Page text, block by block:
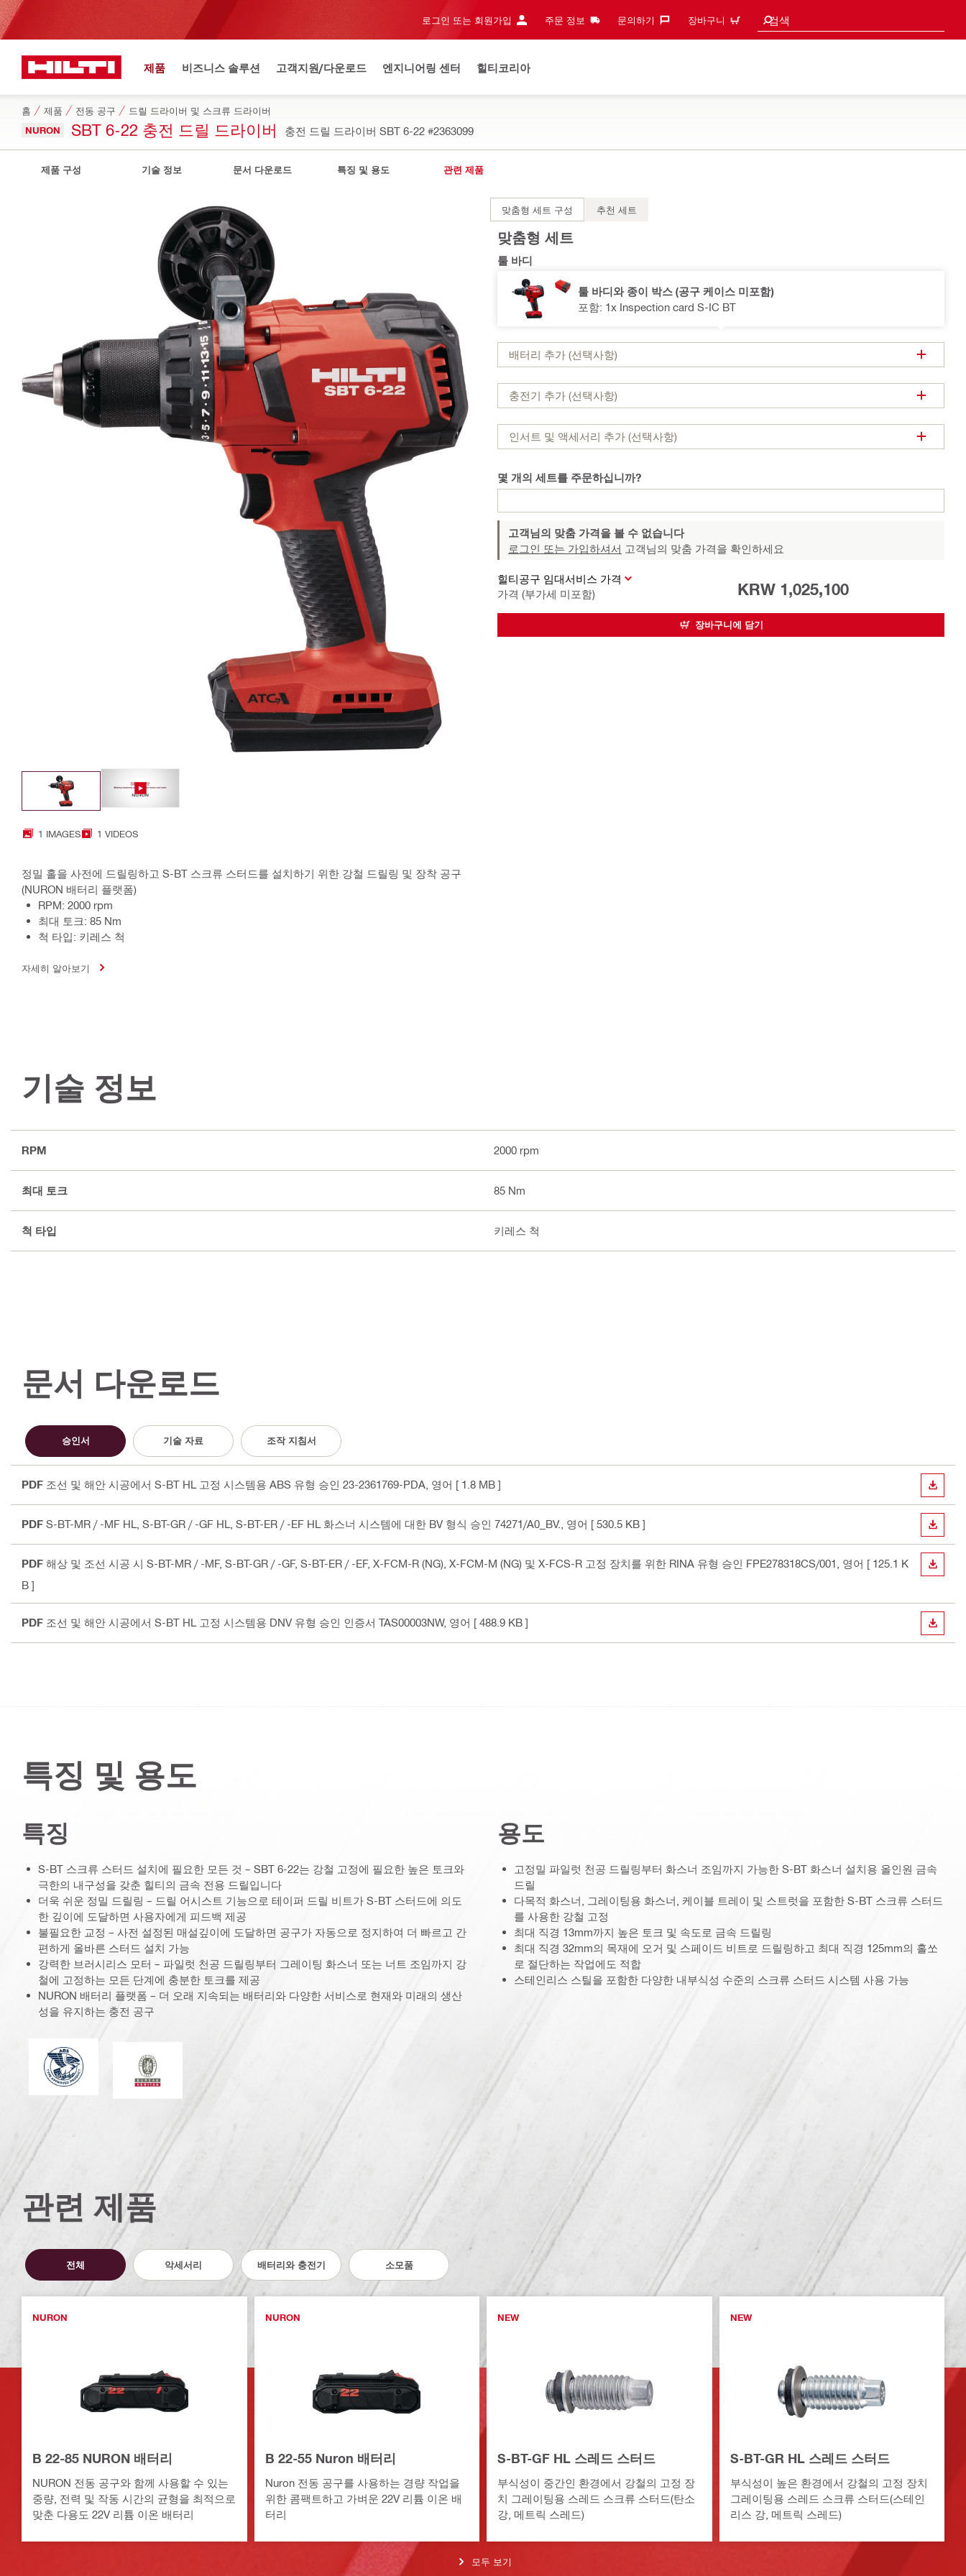
로그인 또는 회원가입 주문 정보 문의하기‎ 장바구니 검색
검색 추천
제품 비즈니스 솔루션 고객지원/다운로드 엔지니어링 센터 힐티코리아
홈 제품 전동 공구 드릴 드라이버 및 스크류 드라이버
NURON SBT 6-22 충전 드릴 드라이버 충전 드릴 드라이버 SBT 6-22 #2363099
제품 구성 기술 정보 문서 다운로드 특징 및 용도 관련 제품
1 IMAGES 1 VIDEOS
정밀 홀을 사전에 드릴링하고 S-BT 스크류 스터드를 설치하기 위한 강철 드릴링 및 장착 공구
(NURON 배터리 플랫폼)
RPM: 2000 rpm
최대 토크: 85 Nm
척 타입: 키레스 척
자세히 알아보기
맞춤형 세트 구성 추천 세트
맞춤형 세트
툴 바디
툴 바디와 종이 박스 (공구 케이스 미포함)
포함: 1x Inspection card S-IC BT
배터리 추가 (선택사항)
충전기 추가 (선택사항)
인서트 및 액세서리 추가 (선택사항)
몇 개의 세트를 주문하십니까?
고객님의 맞춤 가격을 볼 수 없습니다
로그인 또는 가입하셔서 고객님의 맞춤 가격을 확인하세요
힐티공구 임대서비스 가격
가격 (부가세 미포함)
KRW 1,025,100
장바구니에 담기
기술 정보
RPM 2000 rpm
최대 토크 85 Nm
척 타입 키레스 척
문서 다운로드
승인서 기술 자료 조작 지침서
PDF 조선 및 해안 시공에서 S-BT HL 고정 시스템용 ABS 유형 승인 23-2361769-PDA , 영어 [ 1.8 MB ] 다운로
PDF S-BT-MR / -MF HL, S-BT-GR / -GF HL, S-BT-ER / -EF HL 화스너 시스템에 대한 BV 형식 승인 74271/A0_BV. , 영어 [ 530.5 KB ] 다운로
PDF 해상 및 조선 시공 시 S-BT-MR / -MF, S-BT-GR / -GF, S-BT-ER / -EF, X-FCM-R (NG), X-FCM-M (NG) 및 X-FCS-R 고정 장치를 위한 RINA 유형 승인 FPE278318CS/001 , 영어 [ 125.1 K
B ]
다운로
PDF 조선 및 해안 시공에서 S-BT HL 고정 시스템용 DNV 유형 승인 인증서 TAS00003NW, 영어 [ 488.9 KB ] 다운로
특징 및 용도
특징
S-BT 스크류 스터드 설치에 필요한 모든 것 – SBT 6-22는 강철 고정에 필요한 높은 토크와
극한의 내구성을 갖춘 힐티의 금속 전용 드릴입니다
더욱 쉬운 정밀 드릴링 – 드릴 어시스트 기능으로 테이퍼 드릴 비트가 S-BT 스터드에 의도
한 깊이에 도달하면 사용자에게 피드백 제공
불필요한 교정 – 사전 설정된 매설깊이에 도달하면 공구가 자동으로 정지하여 더 빠르고 간
편하게 올바른 스터드 설치 가능
강력한 브러시리스 모터 – 파일럿 천공 드릴링부터 그레이팅 화스너 또는 너트 조임까지 강
철에 고정하는 모든 단계에 충분한 토크를 제공
NURON 배터리 플랫폼 – 더 오래 지속되는 배터리와 다양한 서비스로 현재와 미래의 생산
성을 유지하는 충전 공구
미국선급협회 뷰로베리타스
용도
고정밀 파일럿 천공 드릴링부터 화스너 조임까지 가능한 S-BT 화스너 설치용 올인원 금속
드릴
다목적 화스너, 그레이팅용 화스너, 케이블 트레이 및 스트럿을 포함한 S-BT 스크류 스터드
를 사용한 강철 고정
최대 직경 13mm까지 높은 토크 및 속도로 금속 드릴링
최대 직경 32mm의 목재에 오거 및 스페이드 비트로 드릴링하고 최대 직경 125mm의 홀쏘
로 절단하는 작업에도 적합
스테인리스 스틸을 포함한 다양한 내부식성 수준의 스크류 스터드 시스템 사용 가능
관련 제품
전체 악세서리 배터리와 충전기 소모품
NURON
B 22-85 NURON 배터리
NURON 전동 공구와 함께 사용할 수 있는
중량, 전력 및 작동 시간의 균형을 최적으로
맞춘 다용도 22V 리튬 이온 배터리
NURON
B 22-55 Nuron 배터리
Nuron 전동 공구를 사용하는 경량 작업을
위한 콤팩트하고 가벼운 22V 리튬 이온 배
터리
NEW
S-BT-GF HL 스레드 스터드
부식성이 중간인 환경에서 강철의 고정 장
치 그레이팅용 스레드 스크류 스터드(탄소
강, 메트릭 스레드)
NEW
S-BT-GR HL 스레드 스터드
부식성이 높은 환경에서 강철의 고정 장치
그레이팅용 스레드 스크류 스터드(스테인
리스 강, 메트릭 스레드)
모두 보기